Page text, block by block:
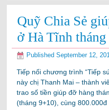
Quỹ Chia Sẻ
ở Hà Tĩnh
Published September 12,
Tiếp nối chương trình “Tiếp
này chị Thanh Mai – thành
trao số tiền giúp đỡ hàng
(tháng 9+10), cùng